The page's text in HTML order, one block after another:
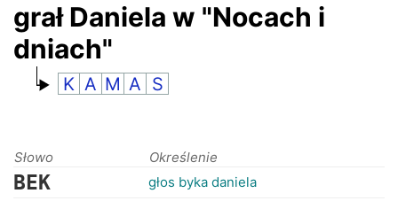
grał Daniela w "Nocach i
dniach"
K A M A S
Słowo Określenie
BEK głos byka daniela